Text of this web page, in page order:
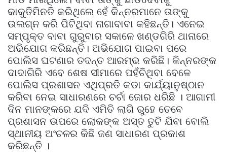
କାକୁତିମିନତି କରିଥିଲେ ହେଁ କିନ୍ନରମାନେ ତାଙ୍କୁ
ଉଲଗ୍ନ କରି ପିଟିଥିବା ନାଗାବାବା କହିଛନ୍ତି। ଏନେଇ
ସମ୍ପୃକ୍ତ ବାବା ଗୁରୁବାର ସକାଳେ ଖଣ୍ଡଗିରି ଥାନାରେ
ଅଭିଯୋଗ କରିଛନ୍ତି। ଅଭିଯୋଗ ପାଇବା ପରେ
ପୋଲିସ ଘଟଣାର ତଦନ୍ତ ଆରମ୍ଭ କରିଛି। କିନ୍ନରଙ୍କ
ଦାଦାଗିରି ଏବେ ଶେଷ ସୀମାରେ ପହଁଚିଥିବା ବେଳେ
ପୋଲିସ ପ୍ରଶାସନ ଏଥିପ୍ରତି କଡା କାର୍ଯ୍ୟାନୁଷ୍ଠାନ
କରିବା ନେଇ ସାଧାରଣରେ ଚର୍ଚା ଜୋର ଧରିଛି । ଆଗାମୀ
ଦିନ ମାନଙ୍କରେ ଯଦି ଏମିତି ଲାଗି ରୁହେ ତେବେ
ପ୍ରଶାସନ ଉପରେ ଲୋକଙ୍କ ଅସ୍ତ ତୁଟି ଯିବା ବୋଲି
ସ୍ଥାନୀୟ ଅଂଚଳର କିଛି ଜଣ ସାଧାରଣ ପ୍ରକାଶ
କରିଛନ୍ତି ।